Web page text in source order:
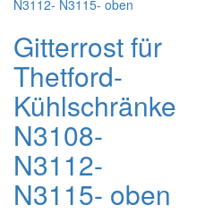
Gitterrost für
Thetford-
Kühlschränke
N3108-
N3112-
N3115- oben